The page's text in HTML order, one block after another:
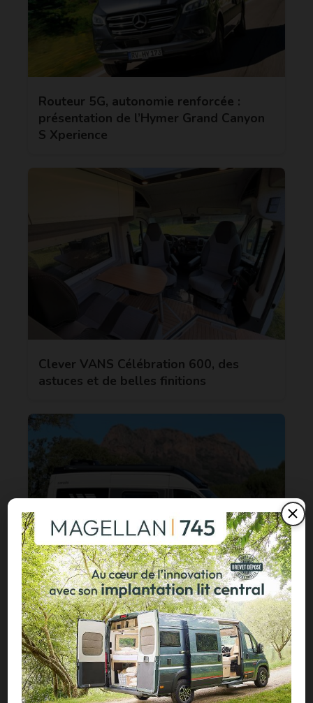
Routeur 5G, autonomie renforcée :
présentation de l’Hymer Grand Canyon
S Xperience
Clever VANS Célébration 600, des
astuces et de belles finitions
Carado CV595 X-Edition : un fourgon
4×4 à moins de 100 000 €